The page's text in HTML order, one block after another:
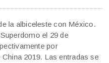
la albiceleste con México.
el 29 de
por
2019. Las entradas se